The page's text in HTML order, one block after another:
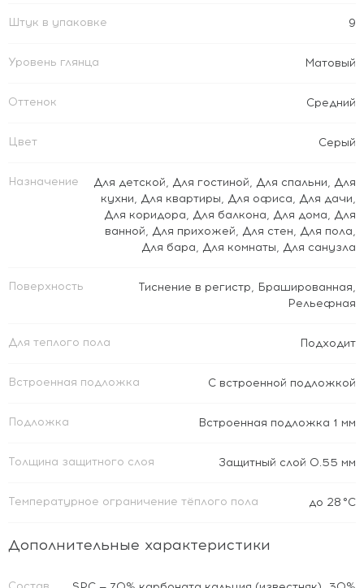
Штук в упаковке 9
Уровень глянца Матовый
Оттенок Средний
Цвет Серый
Назначение Для детской, Для гостиной, Для спальни, Для
кухни, Для квартиры, Для офиса, Для дачи,
Для коридора, Для балкона, Для дома, Для
ванной, Для прихожей, Для стен, Для пола,
Для бара, Для комнаты, Для санузла
Поверхность Тиснение в регистр, Брашированная,
Рельефная
Для теплого пола Подходит
Встроенная подложка C встроенной подложкой
Подложка Встроенная подложка 1 мм
Толщина защитного слоя Защитный слой 0.55 мм
Температурное ограничение тёплого пола до 28 °C
Дополнительные характеристики